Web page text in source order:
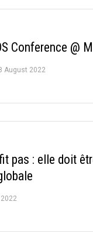
Conference @
August 2022
pas : elle doit